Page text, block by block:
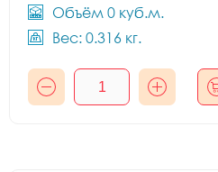
Объём 0 куб.м.
Вес: 0.316 кг.